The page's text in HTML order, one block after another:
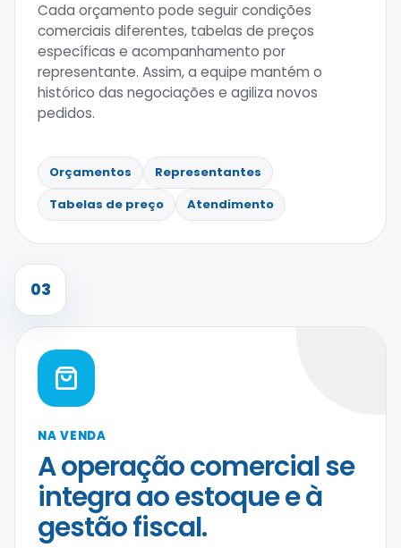
Cada orçamento pode seguir condições
comerciais diferentes, tabelas de preços
específicas e acompanhamento por
representante. Assim, a equipe mantém o
histórico das negociações e agiliza novos
pedidos.
Orçamentos
Representantes
Tabelas de preço
Atendimento
03
NA VENDA
A operação comercial se
integra ao estoque e à
gestão fiscal.